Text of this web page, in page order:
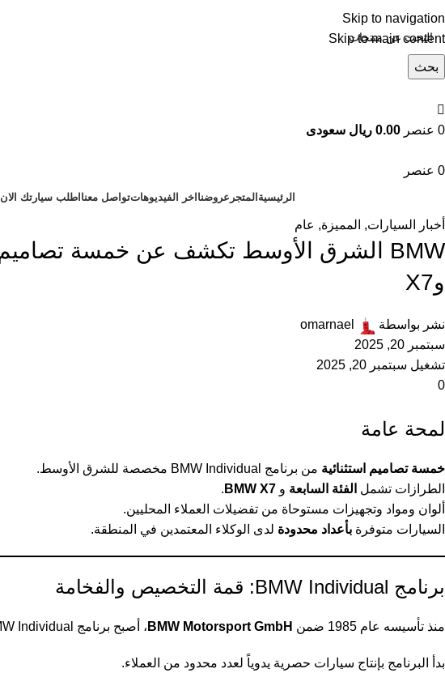
Skip to navigation
Skip to main content
بحث
0 عنصر 0.00 ريال سعودى
0 عنصر
الرئيسية المتجر عروضنا اخر الفيديوهاتتواصل معنا اطلب سيارتك الان
أخبار السيارات, المميزة, عام
وX7
نشر بواسطة
omarnael
سبتمبر 20, 2025
تشغيل سبتمبر 20, 2025
0
لمحة عامة
خمسة تصاميم استثنائية من برنامج BMW Individual مخصصة للشرق الأوسط.
الطرازات تشمل الفئة السابعة و BMW X7
.
ألوان ومواد وتجهيزات مستوحاة من تفضيلات العملاء المحليين.
السيارات متوفرة بأعداد محدودة لدى الوكلاء المعتمدين في المنطقة.
برنامج BMW Individual: قمة التخصيص والفخامة
منذ تأسيسه عام 1985 ضمن BMW Motorsport GmbH ، أصبح برنامج BMW Individual عنوانًا للإبداع الحرفي، حيث يتيح للعملاء فرصة تصميم سيارات تعكس شخصيتهم الفريدة.
بدأ البرنامج بإنتاج سيارات حصرية يدوياً لعدد محدود من العملاء.